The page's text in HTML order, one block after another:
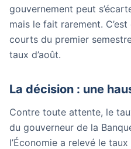
gouvernement peut
mais le fait rarement.
courts du premier
taux d’août.
La décision : une
Contre toute attente, le
du gouverneur de la
l’Économie a relevé le